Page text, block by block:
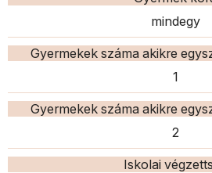
mindegy
Gyermekek száma akikre
1
Gyermekek száma akikre
2
Iskolai